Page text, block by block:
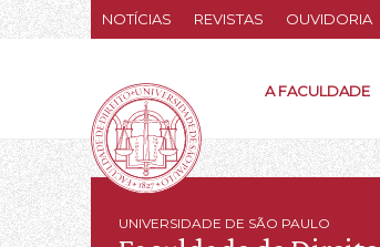
NOTÍCIAS REVISTAS OUVIDORIA
A FACULDADE
UNIVERSIDADE DE SÃO PAULO